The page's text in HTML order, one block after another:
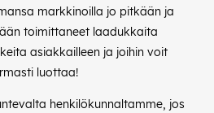
markkinoilla jo pitkään ja
toimittaneet laadukkaita
asiakkailleen ja joihin voit
luottaa!
henkilökunnaltamme, jos